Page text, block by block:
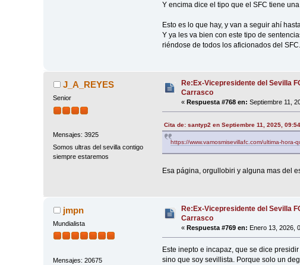
Y encima dice el tipo que el SFC tiene
Esto es lo que hay, y van a seguir ahí
Y ya les va bien con este tipo de
riéndose de todos los aficionados del SFC.
J_A_REYES
Senior
Mensajes: 3925
Somos ultras del sevilla contigo
siempre estaremos
Re:Ex-Vicepresidente del Sevilla
Carrasco
« Respuesta #768 en: Septiembre 11,
Cita de: santyp2 en Septiembre 11, 2025,
https://www.vamosmisevillafc.com/ultima-hora-
Esa página, orgullobiri y alguna mas del
jmpn
Mundialista
Mensajes: 20675
Re:Ex-Vicepresidente del Sevilla
Carrasco
«Respuesta #769 en: Enero 13, 2026,
Este inepto e incapaz, que se dice
sino que soy sevillista. Porque solo un